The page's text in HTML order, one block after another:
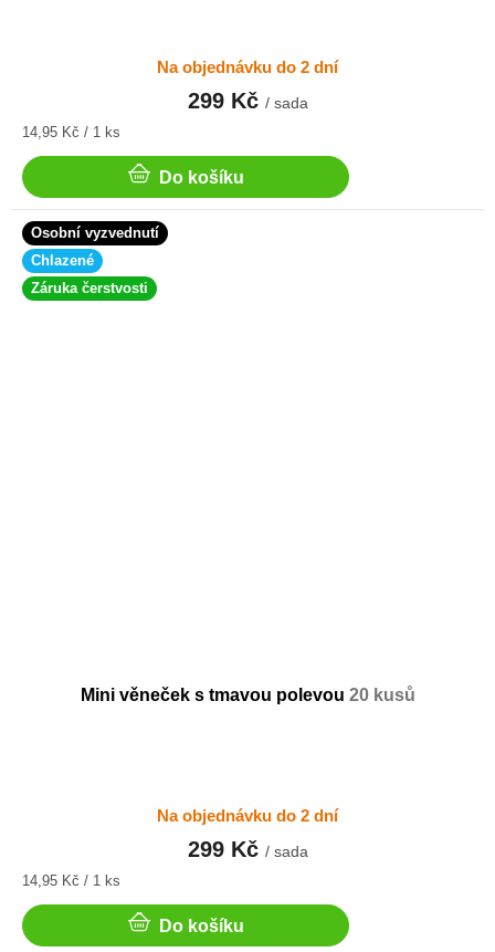
Na objednávku do 2 dní
299 Kč / sada
Měrná
14,95 Kč / 1 ks
Do košíku
Osobní vyzvednutí
Chlazené
Záruka čerstvosti
Mini věneček s tmavou polevou 20 kusů
Na objednávku do 2 dní
299 Kč / sada
Měrná
14,95 Kč / 1 ks
Do košíku